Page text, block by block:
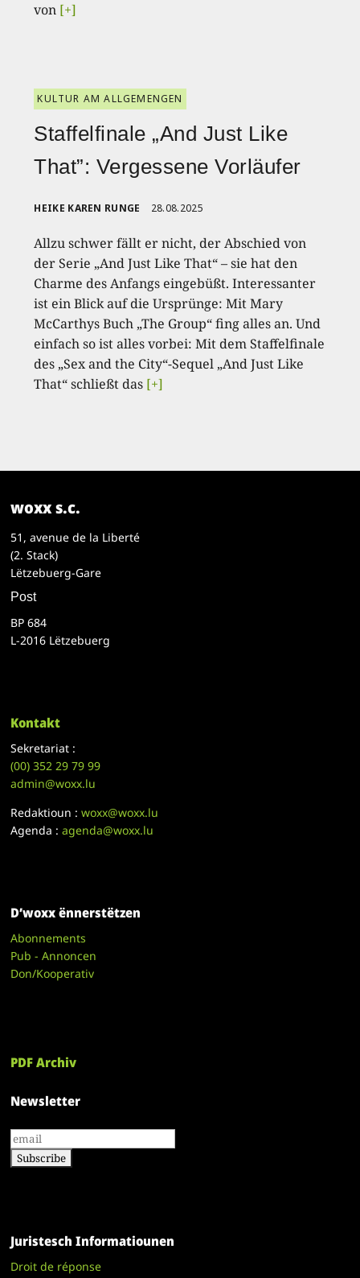
von [+]
KULTUR AM ALLGEMENGEN
Staffelfinale „And Just Like
That”: Vergessene Vorläufer
HEIKE KAREN RUNGE 28.08.2025
Allzu schwer fällt er nicht, der Abschied von
der Serie „And Just Like That“ – sie hat den
Charme des Anfangs eingebüßt. Interessanter
ist ein Blick auf die Ursprünge: Mit Mary
McCarthys Buch „The Group“ fing alles an. Und
einfach so ist alles vorbei: Mit dem Staffelfinale
des „Sex and the City“-Sequel „And Just Like
That“ schließt das [+]
woxx s.c.
51, avenue de la Liberté
(2. Stack)
Lëtzebuerg-Gare
Post
BP 684
L-2016 Lëtzebuerg
Kontakt
Sekretariat :
(00)352 29 79 99
admin@woxx.lu
Redaktioun :woxx@woxx.lu
Agenda :agenda@woxx.lu
D’woxx ënnerstëtzen
Abonnements
Pub - Annoncen
Don/Kooperativ
PDF Archiv
Newsletter
Juristesch Informatiounen
Droit de réponse